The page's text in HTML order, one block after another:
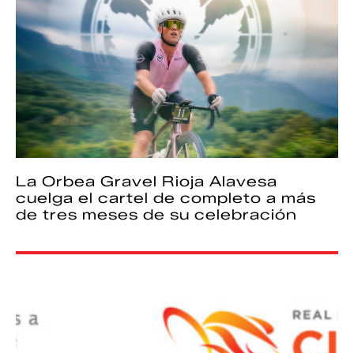
Monegros
La Orbea Gravel Rioja Alavesa
cuelga el cartel de completo a más
de tres meses de su celebración